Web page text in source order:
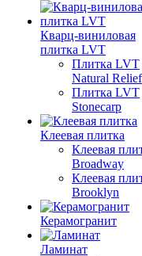
Кварц-виниловая
плитка LVT
Плитка LVT
Natural Relief
Плитка LVT
Stonecarp
Клеевая плитка
Клеевая
Broadway
Клеевая
Brooklyn
Керамогранит
Ламинат